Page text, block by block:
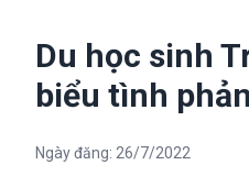
Du học sinh
biểu tình
Ngày đăng: 26/7/2022